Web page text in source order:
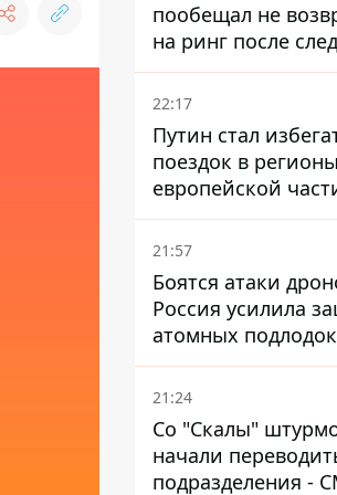
пообещал не
на ринг после
боя
22:17
Путин стал
поездок в
европейской
куда регулярно
дроны
21:57
Боятся атаки
Россия усилила
атомных
км от Украины
21:24
Со "Скалы"
начали
подразделения -